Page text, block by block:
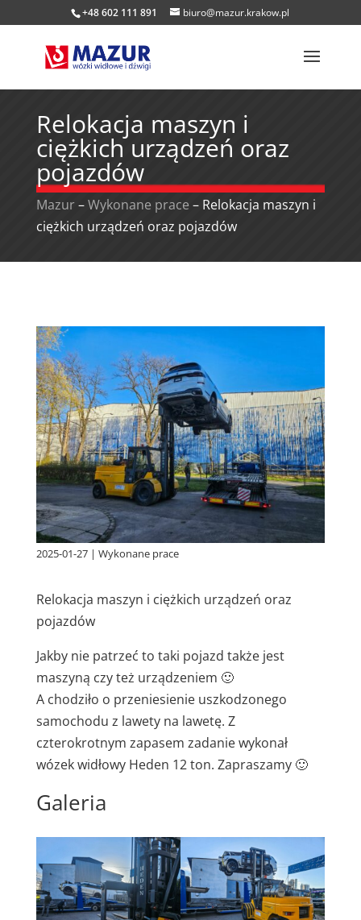
+48 602 111 891 biuro@mazur.krakow.pl
Relokacja maszyn i
ciężkich urządzeń oraz
pojazdów
Mazur–Wykonane prace – Relokacja maszyn i
ciężkich urządzeń oraz pojazdów
2025-01-27| Wykonane prace
Relokacja maszyn i ciężkich urządzeń oraz
pojazdów
Jakby nie patrzeć to taki pojazd także jest
maszyną czy też urządzeniem 🙂
A chodziło o przeniesienie uszkodzonego
samochodu z lawety na lawetę. Z
czterokrotnym zapasem zadanie wykonał
wózek widłowy Heden 12 ton. Zapraszamy 🙂
Galeria